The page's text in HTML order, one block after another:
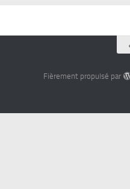
Fièrement propulsé par